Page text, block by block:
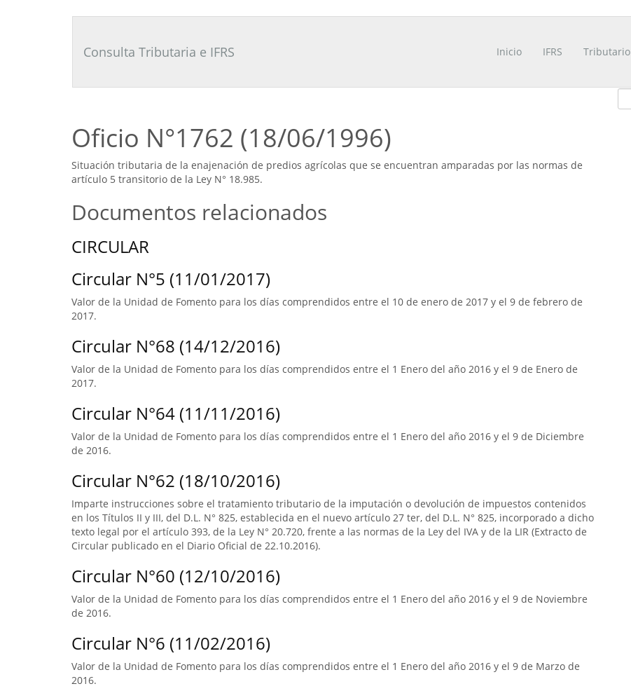
Tributario
Consulta Tributaria e IFRS Inicio IFRS Tributario
Oficio N°1762 (18/06/1996)
Situación tributaria de la enajenación de predios agrícolas que se encuentran amparadas por las normas de
artículo 5 transitorio de la Ley N° 18.985.
Documentos relacionados
CIRCULAR
Circular N°5 (11/01/2017)
Valor de la Unidad de Fomento para los días comprendidos entre el 10 de enero de 2017 y el 9 de febrero de
2017.
Circular N°68 (14/12/2016)
Valor de la Unidad de Fomento para los días comprendidos entre el 1 Enero del año 2016 y el 9 de Enero de
2017.
Circular N°64 (11/11/2016)
Valor de la Unidad de Fomento para los días comprendidos entre el 1 Enero del año 2016 y el 9 de Diciembre
de 2016.
Circular N°62 (18/10/2016)
Imparte instrucciones sobre el tratamiento tributario de la imputación o devolución de impuestos contenidos
en los Títulos II y III, del D.L. N° 825, establecida en el nuevo artículo 27 ter, del D.L. N° 825, incorporado a dicho
texto legal por el artículo 393, de la Ley N° 20.720, frente a las normas de la Ley del IVA y de la LIR (Extracto de
Circular publicado en el Diario Oficial de 22.10.2016).
Circular N°60 (12/10/2016)
Valor de la Unidad de Fomento para los días comprendidos entre el 1 Enero del año 2016 y el 9 de Noviembre
de 2016.
Circular N°6 (11/02/2016)
Valor de la Unidad de Fomento para los días comprendidos entre el 1 Enero del año 2016 y el 9 de Marzo de
2016.